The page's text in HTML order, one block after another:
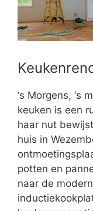
‘s Morgens, ‘s
keuken is een
haar nut
huis in
potten en
naar de